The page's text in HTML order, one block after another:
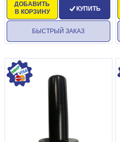
ДОБАВИТЬ
В КОРЗИНУ
КУПИТЬ
БЫСТРЫЙ ЗАКАЗ